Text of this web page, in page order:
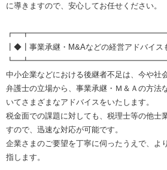
に導きますので、安心してお任せください。
┃◆┃事業承継・M&Aなどの経営アドバイス
中小企業などにおける後継者不足は、今や社
弁護士の立場から、事業承継・Ｍ＆Ａの方法
いてさまざまなアドバイスをいたします。
税金面での課題に対しても、税理士等の他士
すので、迅速な対応が可能です。
企業さまのご要望を丁寧に伺ったうえで、よ
指します。